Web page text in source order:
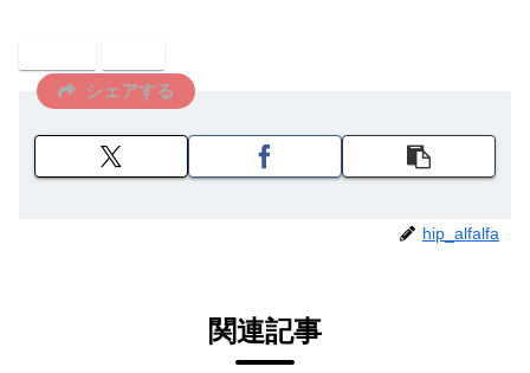
シェアする
hip_alfalfa
関連記事